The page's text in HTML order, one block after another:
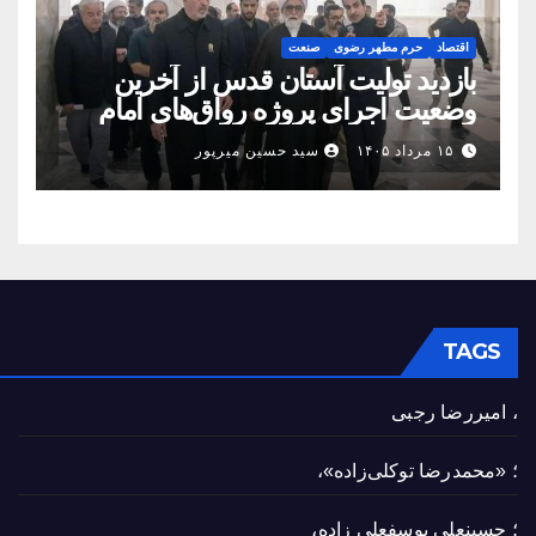
اقتصاد حرم مطهر رضوی صنعت
بازدید تولیت آستان قدس از آخرین
وضعیت اجرای پروژه رواق‌های امام
حسین(ع) و امیرالمؤمنین(ع)
۱۵ مرداد ۱۴۰۵ سید حسین میرپور
TAGS
، امیررضا رجبی
؛ «محمدرضا توکلی‌زاده»،
؛ حسینعلی یوسفعلی زاده،